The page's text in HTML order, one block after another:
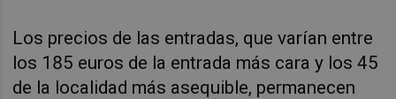
Los precios de las entradas, que varían entre
los 185 euros de la entrada más cara y los 45
de la localidad más asequible, permanecen